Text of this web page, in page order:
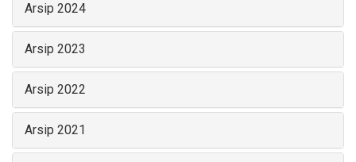
Arsip 2024
Arsip 2023
Arsip 2022
Arsip 2021